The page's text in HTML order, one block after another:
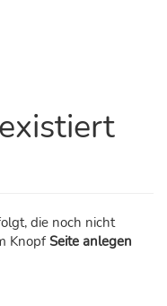
die noch nicht
Knopf Seite anlegen